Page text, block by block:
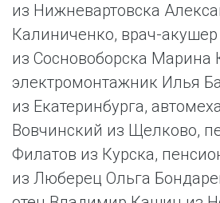
из Нижневартовска
Калиниченко, врач-акушер
из Сосновоборска
электромонтажник Илья
из Екатеринбурга,
Вовчинский из Щелково,
Филатов из Курска,
из Люберец Ольга